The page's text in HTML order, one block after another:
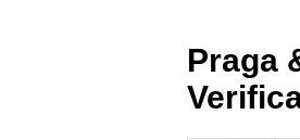
Praga